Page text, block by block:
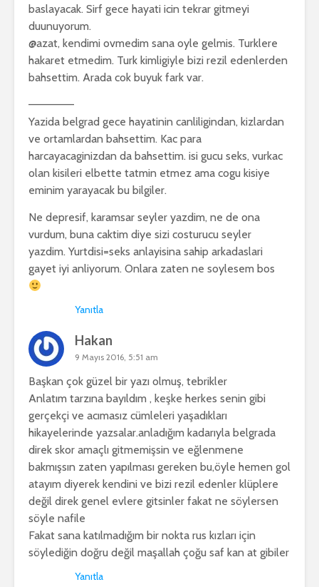
baslayacak. Sirf gece hayati icin tekrar gitmeyi
duunuyorum.
@azat, kendimi ovmedim sana oyle gelmis. Turklere
hakaret etmedim. Turk kimligiyle bizi rezil edenlerden
bahsettim. Arada cok buyuk fark var.
—————–
Yazida belgrad gece hayatinin canliligindan, kizlardan
ve ortamlardan bahsettim. Kac para
harcayacaginizdan da bahsettim. isi gucu seks, vurkac
olan kisileri elbette tatmin etmez ama cogu kisiye
eminim yarayacak bu bilgiler.
Ne depresif, karamsar seyler yazdim, ne de ona
vurdum, buna caktim diye sizi costurucu seyler
yazdim. Yurtdisi=seks anlayisina sahip arkadaslari
gayet iyi anliyorum. Onlara zaten ne soylesem bos
Yanıtla
Hakan
9 Mayıs 2016, 5:51 am
Başkan çok güzel bir yazı olmuş, tebrikler
Anlatım tarzına bayıldım , keşke herkes senin gibi
gerçekçi ve acımasız cümleleri yaşadıkları
hikayelerinde yazsalar.anladığım kadarıyla belgrada
direk skor amaçlı gitmemişsin ve eğlenmene
bakmışsın zaten yapılması gereken bu,öyle hemen gol
atayım diyerek kendini ve bizi rezil edenler klüplere
değil direk genel evlere gitsinler fakat ne söylersen
söyle nafile
Fakat sana katılmadığım bir nokta rus kızları için
söylediğin doğru değil maşallah çoğu saf kan at gibiler
Yanıtla